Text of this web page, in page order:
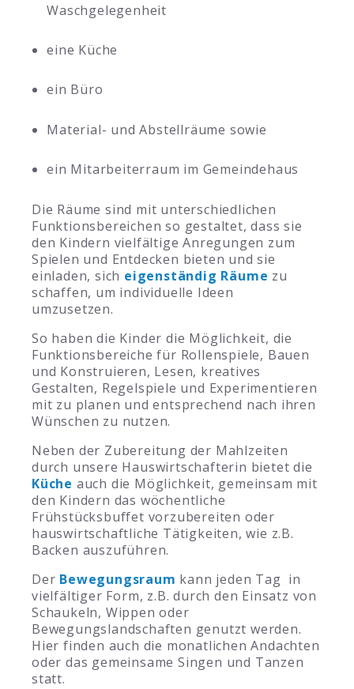
Waschgelegenheit
eine Küche
ein Büro
Material- und Abstellräume sowie
ein Mitarbeiterraum im Gemeindehaus
Die Räume sind mit unterschiedlichen
Funktionsbereichen so gestaltet, dass sie
den Kindern vielfältige Anregungen zum
Spielen und Entdecken bieten und sie
einladen, sich eigenständig Räume zu
schaffen, um individuelle Ideen
umzusetzen.
So haben die Kinder die Möglichkeit, die
Funktionsbereiche für Rollenspiele, Bauen
und Konstruieren, Lesen, kreatives
Gestalten, Regelspiele und Experimentieren
mit zu planen und entsprechend nach ihren
Wünschen zu nutzen.
Neben der Zubereitung der Mahlzeiten
durch unsere Hauswirtschafterin bietet die
Küche auch die Möglichkeit, gemeinsam mit
den Kindern das wöchentliche
Frühstücksbuffet vorzubereiten oder
hauswirtschaftliche Tätigkeiten, wie z.B.
Backen auszuführen.
Der Bewegungsraum kann jeden Tag in
vielfältiger Form, z.B. durch den Einsatz von
Schaukeln, Wippen oder
Bewegungslandschaften genutzt werden.
Hier finden auch die monatlichen Andachten
oder das gemeinsame Singen und Tanzen
statt.